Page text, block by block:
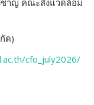
ชาญ คณะสิ่งแวดล้อม
ด)
cfo_july2026/